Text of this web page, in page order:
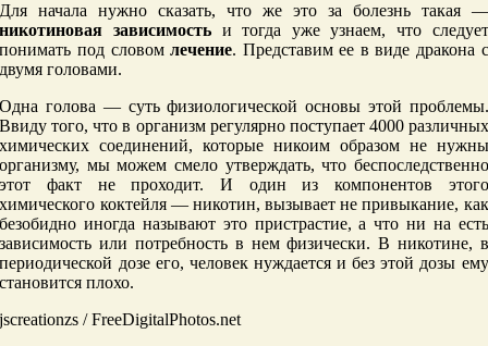
Для начала нужно сказать, что же это за болезнь такая —
никотиновая зависимостьи тогда уже узнаем, что следует
понимать под словомлечение. Представим ее в виде дракона с
двумя головами.
Одна голова — суть физиологической основы этой проблемы.
Ввиду того, что в организм регулярно поступает 4000 различных
химических соединений, которые никоим образом не нужны
организму, мы можем смело утверждать, что беспоследственно
этот факт не проходит. И один из компонентов этого
химического коктейля — никотин, вызывает не привыкание, как
безобидно иногда называют это пристрастие, а что ни на есть
зависимость или потребность в нем физически. В никотине, в
периодической дозе его, человек нуждается и без этой дозы ему
становится плохо.
jscreationzs / FreeDigitalPhotos.net